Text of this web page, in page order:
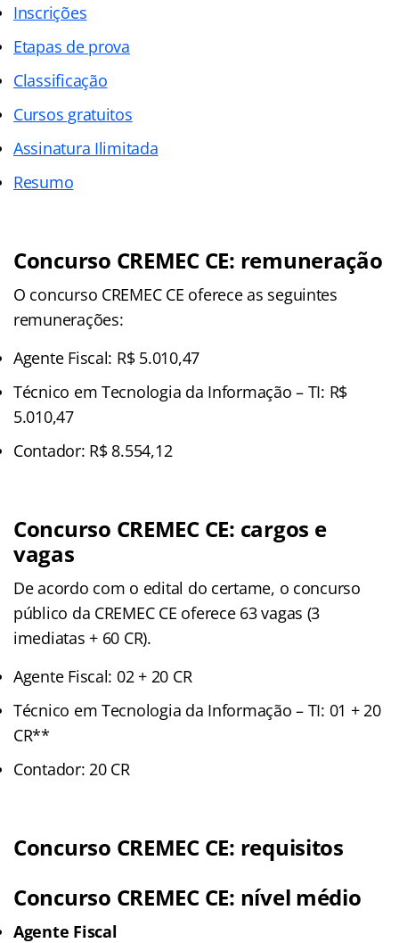
Inscrições
Etapas de prova
Classificação
Cursos gratuitos
Assinatura Ilimitada
Resumo
Concurso CREMEC CE: remuneração
O concurso CREMEC CE oferece as seguintes
remunerações:
Agente Fiscal: R$ 5.010,47
Técnico em Tecnologia da Informação – TI: R$
5.010,47
Contador: R$ 8.554,12
Concurso CREMEC CE: cargos e
vagas
De acordo com o edital do certame, o concurso
público da CREMEC CE oferece 63 vagas (3
imediatas + 60 CR).
Agente Fiscal: 02 + 20 CR
Técnico em Tecnologia da Informação – TI: 01 + 20
CR**
Contador: 20 CR
Concurso CREMEC CE: requisitos
Concurso CREMEC CE: nível médio
Agente Fiscal